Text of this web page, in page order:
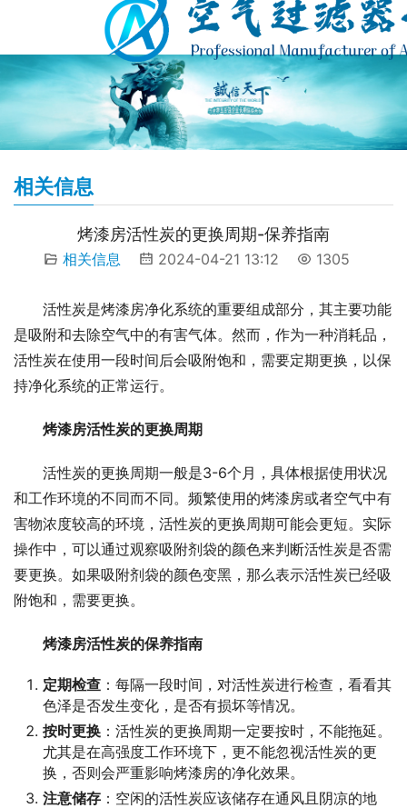
相关信息
烤漆房活性炭的更换周期-保养指南
相关信息 2024-04-21 13:12 1305
活性炭是烤漆房净化系统的重要组成部分，其主要功能
是吸附和去除空气中的有害气体。然而，作为一种消耗品，
活性炭在使用一段时间后会吸附饱和，需要定期更换，以保
持净化系统的正常运行。
烤漆房活性炭的更换周期
活性炭的更换周期一般是3-6个月，具体根据使用状况
和工作环境的不同而不同。频繁使用的烤漆房或者空气中有
害物浓度较高的环境，活性炭的更换周期可能会更短。实际
操作中，可以通过观察吸附剂袋的颜色来判断活性炭是否需
要更换。如果吸附剂袋的颜色变黑，那么表示活性炭已经吸
附饱和，需要更换。
烤漆房活性炭的保养指南
定期检查 ：每隔一段时间，对活性炭进行检查，看看其
色泽是否发生变化，是否有损坏等情况。
按时更换 ：活性炭的更换周期一定要按时，不能拖延。
尤其是在高强度工作环境下，更不能忽视活性炭的更
换，否则会严重影响烤漆房的净化效果。
注意储存 ：空闲的活性炭应该储存在通风且阴凉的地